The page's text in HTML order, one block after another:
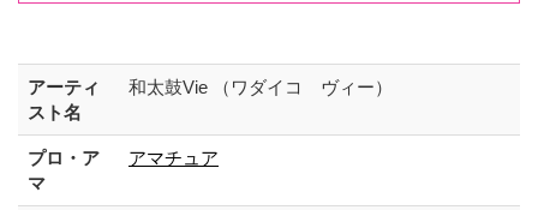
アーティ
スト名
和太鼓Vie （ワダイコ ヴィー）
プロ・ア
マ
アマチュア